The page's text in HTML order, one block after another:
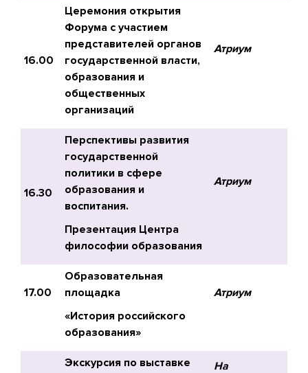
16.00
Церемония открытия
Форума с участием
представителей органов
государственной власти,
образования и
общественных
организаций
Атриум
16.30
Перспективы развития
государственной
политики в сфере
образования и
воспитания.
Презентация Центра
философии образования
Атриум
17.00
Образовательная
площадка
«История российского
образования»
Атриум
Экскурсия по выставке
На